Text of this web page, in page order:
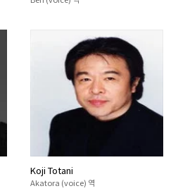
Koji Totani
Akatora (voice) 역